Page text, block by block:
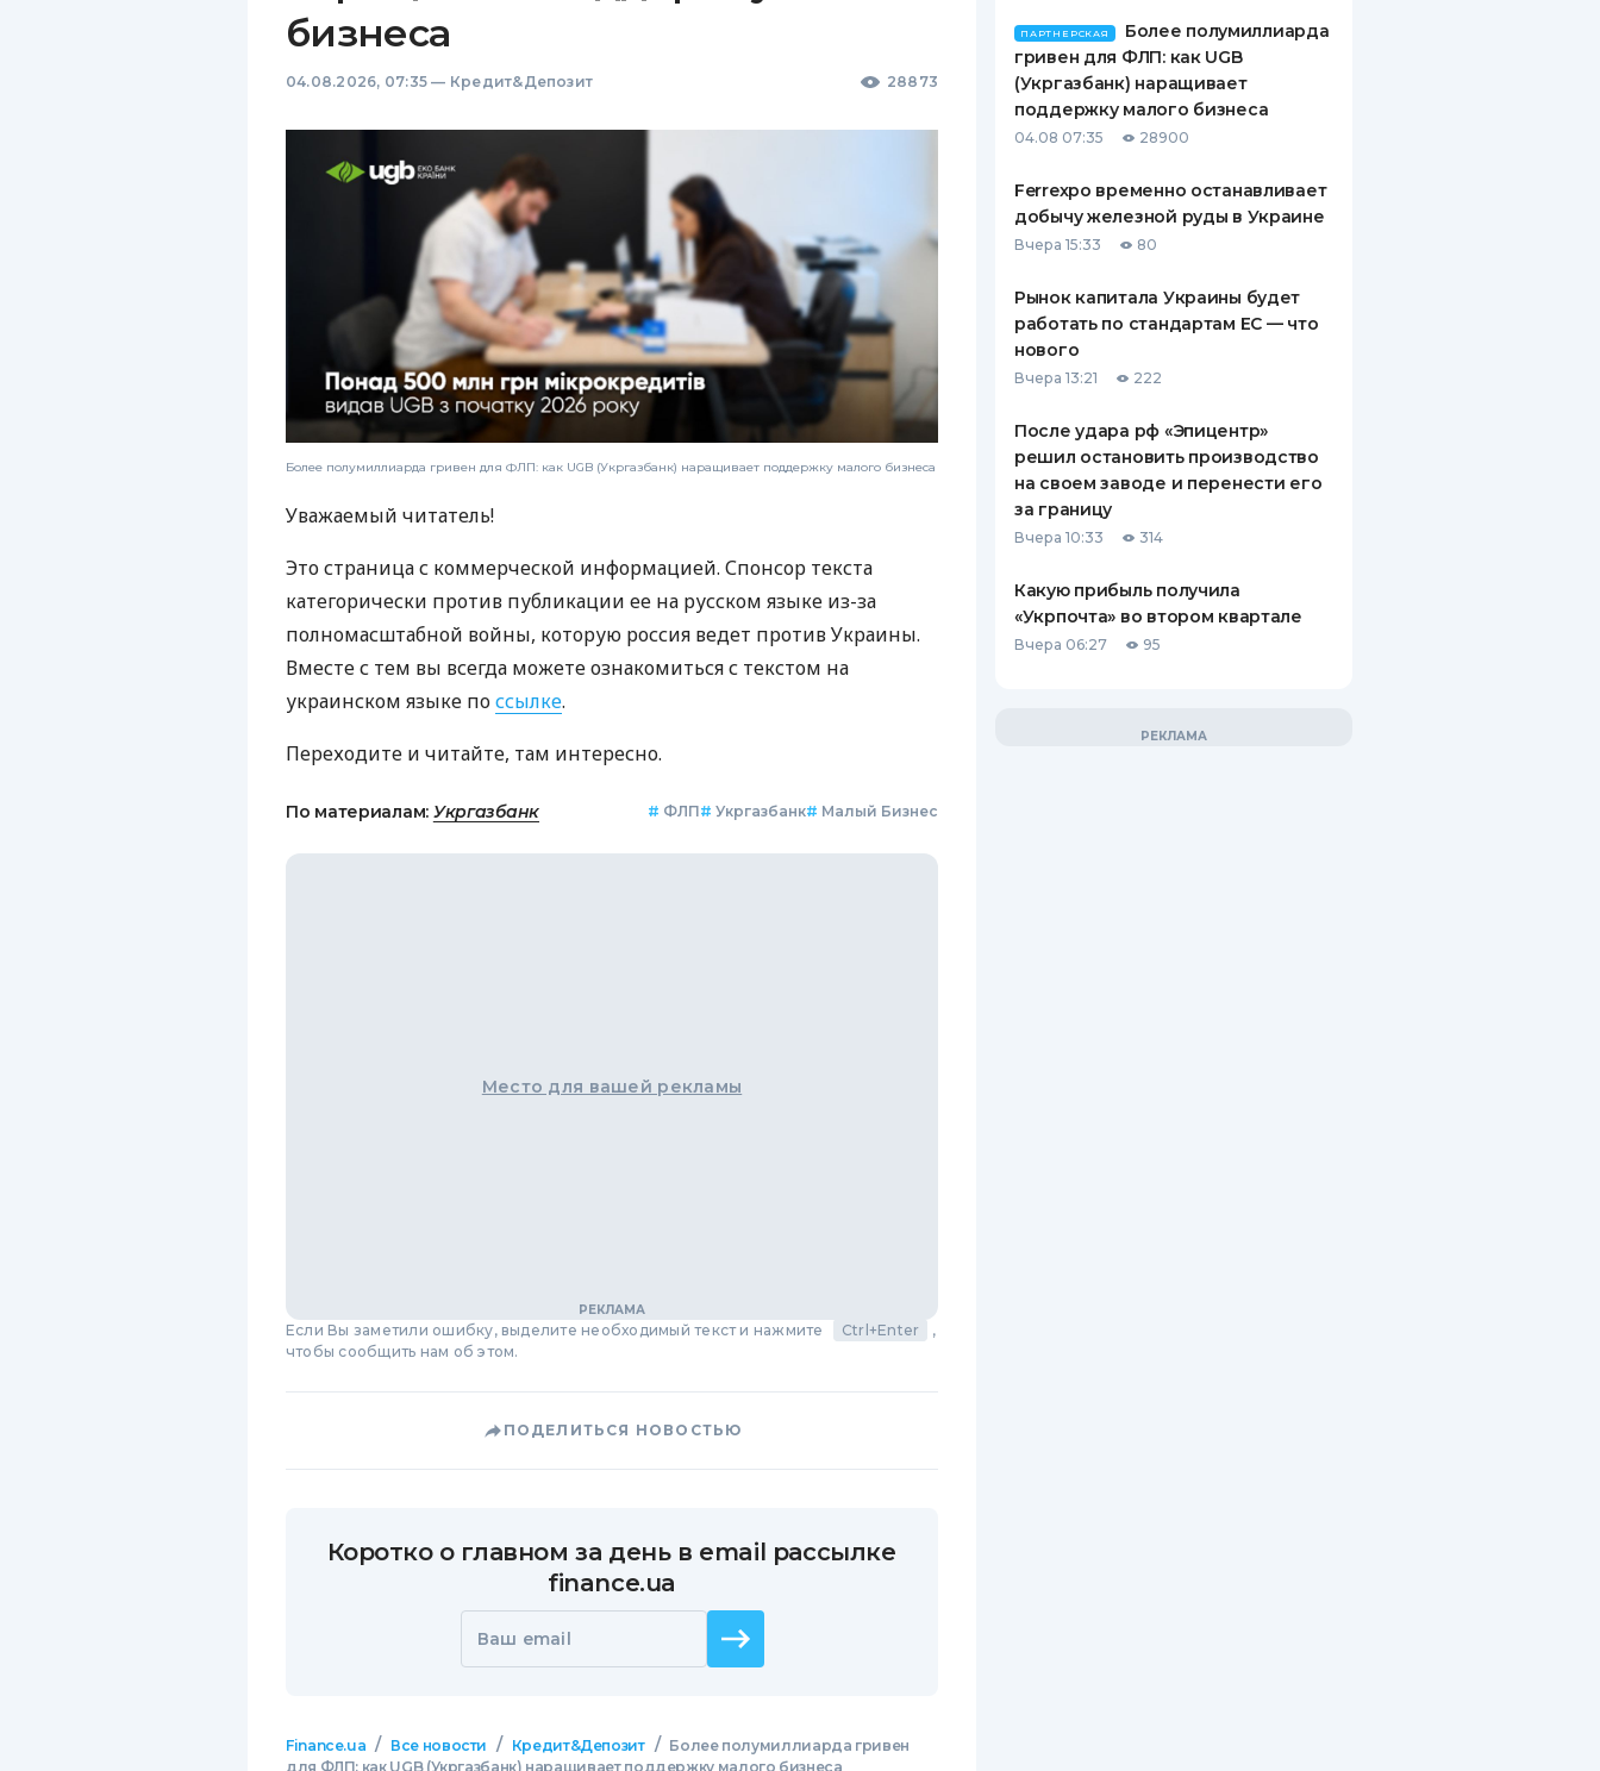
бизнеса
04.08.2026, 07:35 — Кредит&Депозит 28873
Более полумиллиарда гривен для ФЛП: как UGB (Укргазбанк) наращивает поддержку малого бизнеса
Уважаемый читатель!
Это страница с коммерческой информацией. Спонсор текста
категорически против публикации ее на русском языке из-за
полномасштабной войны, которую россия ведет против Украины.
Вместе с тем вы всегда можете ознакомиться с текстом на
украинском языке поссылке.
Переходите и читайте, там интересно.
По материалам: Укргазбанк # ФЛП# Укргазбанк# Малый Бизнес
Место для вашей рекламы
Если Вы заметили ошибку, выделите необходимый текст и нажмите Ctrl+Enter
,
чтобы сообщить нам об этом.
ПОДЕЛИТЬСЯ НОВОСТЬЮ
Коротко о главном за день в email рассылке
finance.ua
Ваш email
Finance.ua / Все новости / Кредит&Депозит / Более полумиллиарда гривен
для ФЛП: как UGB (Укргазбанк) наращивает поддержку малого бизнеса
ПАРТНЕРСКАЯ
Более полумиллиарда
гривен для ФЛП: как UGB
(Укргазбанк) наращивает
поддержку малого бизнеса
04.08 07:35 28900
Ferrexpo временно останавливает
добычу железной руды в Украине
Вчера 15:33 80
Рынок капитала Украины будет
работать по стандартам ЕС — что
нового
Вчера 13:21 222
После удара рф «Эпицентр»
решил остановить производство
на своем заводе и перенести его
за границу
Вчера 10:33 314
Какую прибыль получила
«Укрпочта» во втором квартале
Вчера 06:27 95